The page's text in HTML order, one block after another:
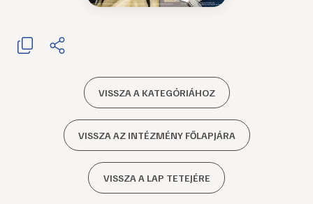
VISSZA A KATEGÓRIÁHOZ
VISSZA AZ INTÉZMÉNY FŐLAPJÁRA
VISSZA A LAP TETEJÉRE